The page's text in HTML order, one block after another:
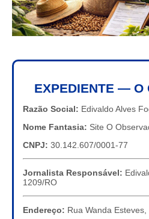
EXPEDIENTE — O
Razão Social: Edivaldo Alves
Nome Fantasia: Site O
CNPJ: 30.142.607/0001-77
Jornalista Responsável:
1209/RO
Endereço: Rua Wanda Esteves,